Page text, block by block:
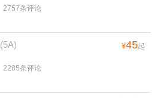
2757条评论
(5A) ¥45起
2285条评论